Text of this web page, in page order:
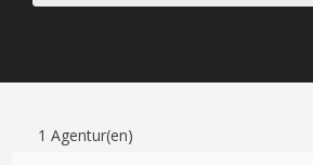
1 Agentur(en)